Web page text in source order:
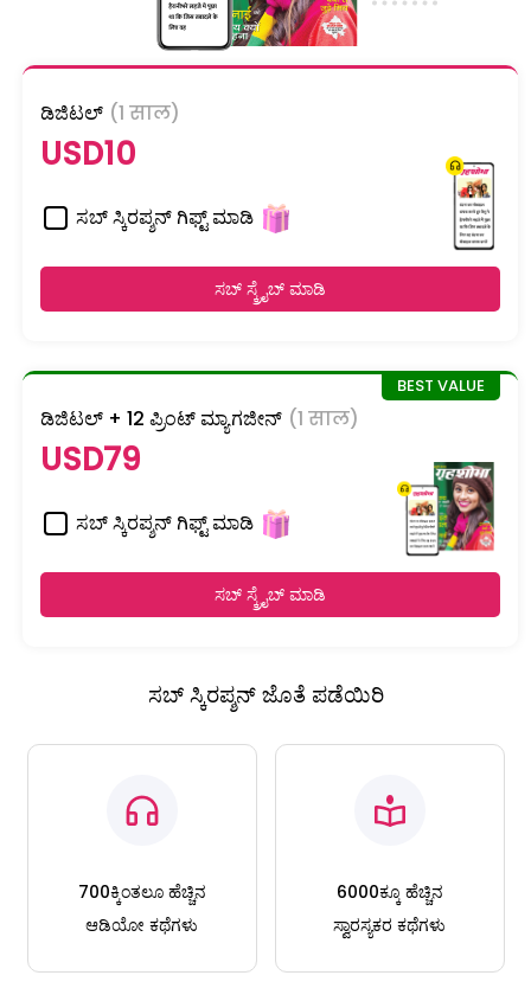
ಡಿಜಿಟಲ್ (1 साल)
USD10
ಸಬ್ ಸ್ಕಿರಪ್ಶನ್ ಗಿಫ್ಟ್ ಮಾಡಿ
ಸಬ್ ಸ್ಕ್ರೈಬ್ ಮಾಡಿ
ಡಿಜಿಟಲ್ + 12 ಪ್ರಿಂಟ್ ಮ್ಯಾಗಜೀನ್ (1 साल)
USD79
ಸಬ್ ಸ್ಕಿರಪ್ಶನ್ ಗಿಫ್ಟ್ ಮಾಡಿ
ಸಬ್ ಸ್ಕ್ರೈಬ್ ಮಾಡಿ
ಸಬ್ ಸ್ಕಿರಪ್ಶನ್ ಜೊತೆ ಪಡೆಯಿರಿ
700ಕ್ಕಿಂತಲೂ ಹೆಚ್ಚಿನ
ಆಡಿಯೋ ಕಥೆಗಳು
6000ಕ್ಕೂ ಹೆಚ್ಚಿನ
ಸ್ವಾರಸ್ಯಕರ ಕಥೆಗಳು